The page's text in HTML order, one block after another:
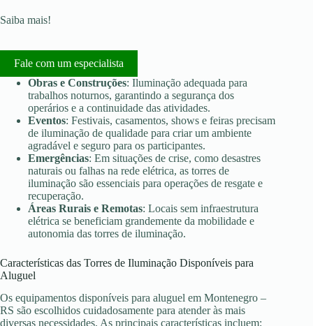
Saiba mais!
Fale com um especialista
Obras e Construções: Iluminação adequada para
trabalhos noturnos, garantindo a segurança dos
operários e a continuidade das atividades.
Eventos: Festivais, casamentos, shows e feiras precisam
de iluminação de qualidade para criar um ambiente
agradável e seguro para os participantes.
Emergências: Em situações de crise, como desastres
naturais ou falhas na rede elétrica, as torres de
iluminação são essenciais para operações de resgate e
recuperação.
Áreas Rurais e Remotas: Locais sem infraestrutura
elétrica se beneficiam grandemente da mobilidade e
autonomia das torres de iluminação.
Características das Torres de Iluminação Disponíveis para
Aluguel
Os equipamentos disponíveis para aluguel em Montenegro –
RS são escolhidos cuidadosamente para atender às mais
diversas necessidades. As principais características incluem: